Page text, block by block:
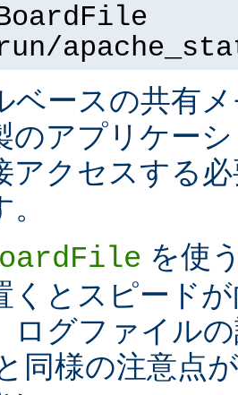
ベースの共有
のアプリケー
アクセスする
を使
くとスピード
ログファイル
同様の注意点